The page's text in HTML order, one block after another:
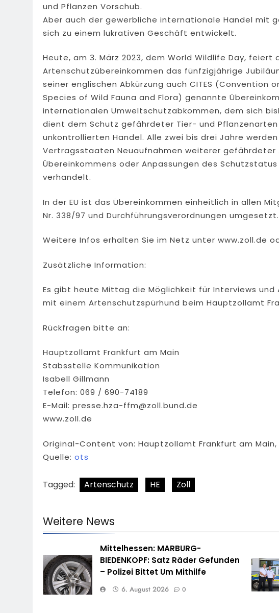
und Pflanzen Vorschub.
Aber auch der gewerbliche internationale Handel mit
sich zu einem lukrativen Geschäft entwickelt.
Heute, am 3. März 2023, dem World Wildlife Day, feiert
Artenschutzübereinkommen das fünfzigjährige
seiner englischen Abkürzung auch CITES (Convention
Species of Wild Fauna and Flora) genannte
internationalen Umweltschutzabkommen, dem sich
dient dem Schutz gefährdeter Tier- und Pflanzenarten
unkontrollierten Handel. Alle zwei bis drei Jahre
Vertragsstaaten Neuaufnahmen weiterer gefährdeter
Übereinkommens oder Anpassungen des
verhandelt.
In der EU ist das Übereinkommen einheitlich in allen
Nr. 338/97 und Durchführungsverordnungen umgesetzt.
Weitere Infos erhalten Sie im Netz unter www.zoll.de
Zusätzliche Information:
Es gibt heute Mittag die Möglichkeit für Interviews
mit einem Artenschutzspürhund beim Hauptzollamt
Rückfragen bitte an:
Hauptzollamt Frankfurt am Main
Stabsstelle Kommunikation
Isabell Gillmann
Telefon: 069 / 690-74189
E-Mail: presse.hza-ffm@zoll.bund.de
www.zoll.de
Original-Content von: Hauptzollamt Frankfurt am
Quelle: ots
Tagged: Artenschutz HE Zoll
Weitere News
Mittelhessen: MARBURG-
BIEDENKOPF: Satz Räder Gefunden
– Polizei Bittet Um Mithilfe
6. August 2026 0